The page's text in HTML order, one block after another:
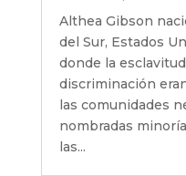
Althea Gibson
del Sur, Estados
donde la
discriminación
las comunidades
nombradas
las...